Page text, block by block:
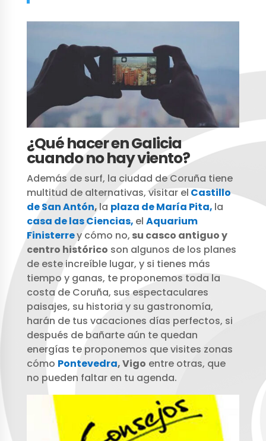
¿Qué hacer en Galicia
cuando no hay viento?
Además de surf, la ciudad de Coruña tiene
multitud de alternativas, visitar el Castillo
de San Antón, la plaza de María Pita, la
casa de las Ciencias, el Aquarium
Finisterrey cómo no, su casco antiguo y
centro histórico son algunos de los planes
de este increíble lugar, y si tienes más
tiempo y ganas, te proponemos toda la
costa de Coruña, sus espectaculares
paisajes, su historia y su gastronomía,
harán de tus vacaciones días perfectos, si
después de bañarte aún te quedan
energías te proponemos que visites zonas
cómo Pontevedra, Vigo entre otras, que
no pueden faltar en tu agenda.